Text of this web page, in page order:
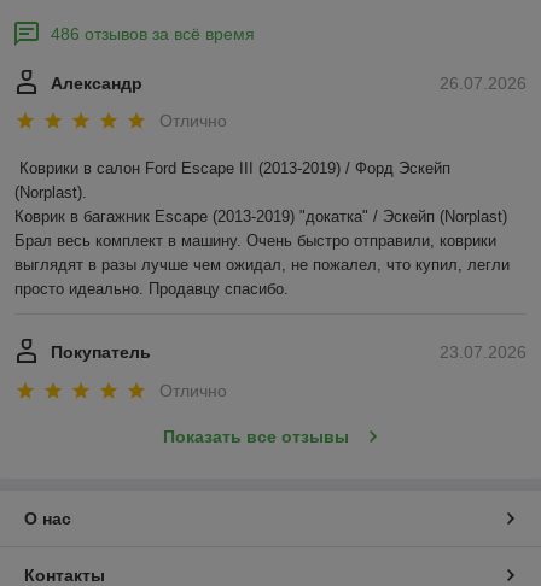
486 отзывов за всё время
26.07.2026
Александр
Отлично
Коврики в салон Ford Escape III (2013-2019) / Форд Эскейп
(Norplast).
Коврик в багажник Escape (2013-2019) "докатка" / Эскейп (Norplast)
Брал весь комплект в машину. Очень быстро отправили, коврики
выглядят в разы лучше чем ожидал, не пожалел, что купил, легли
просто идеально. Продавцу спасибо.
23.07.2026
Покупатель
Отлично
Показать все отзывы
О нас
Контакты